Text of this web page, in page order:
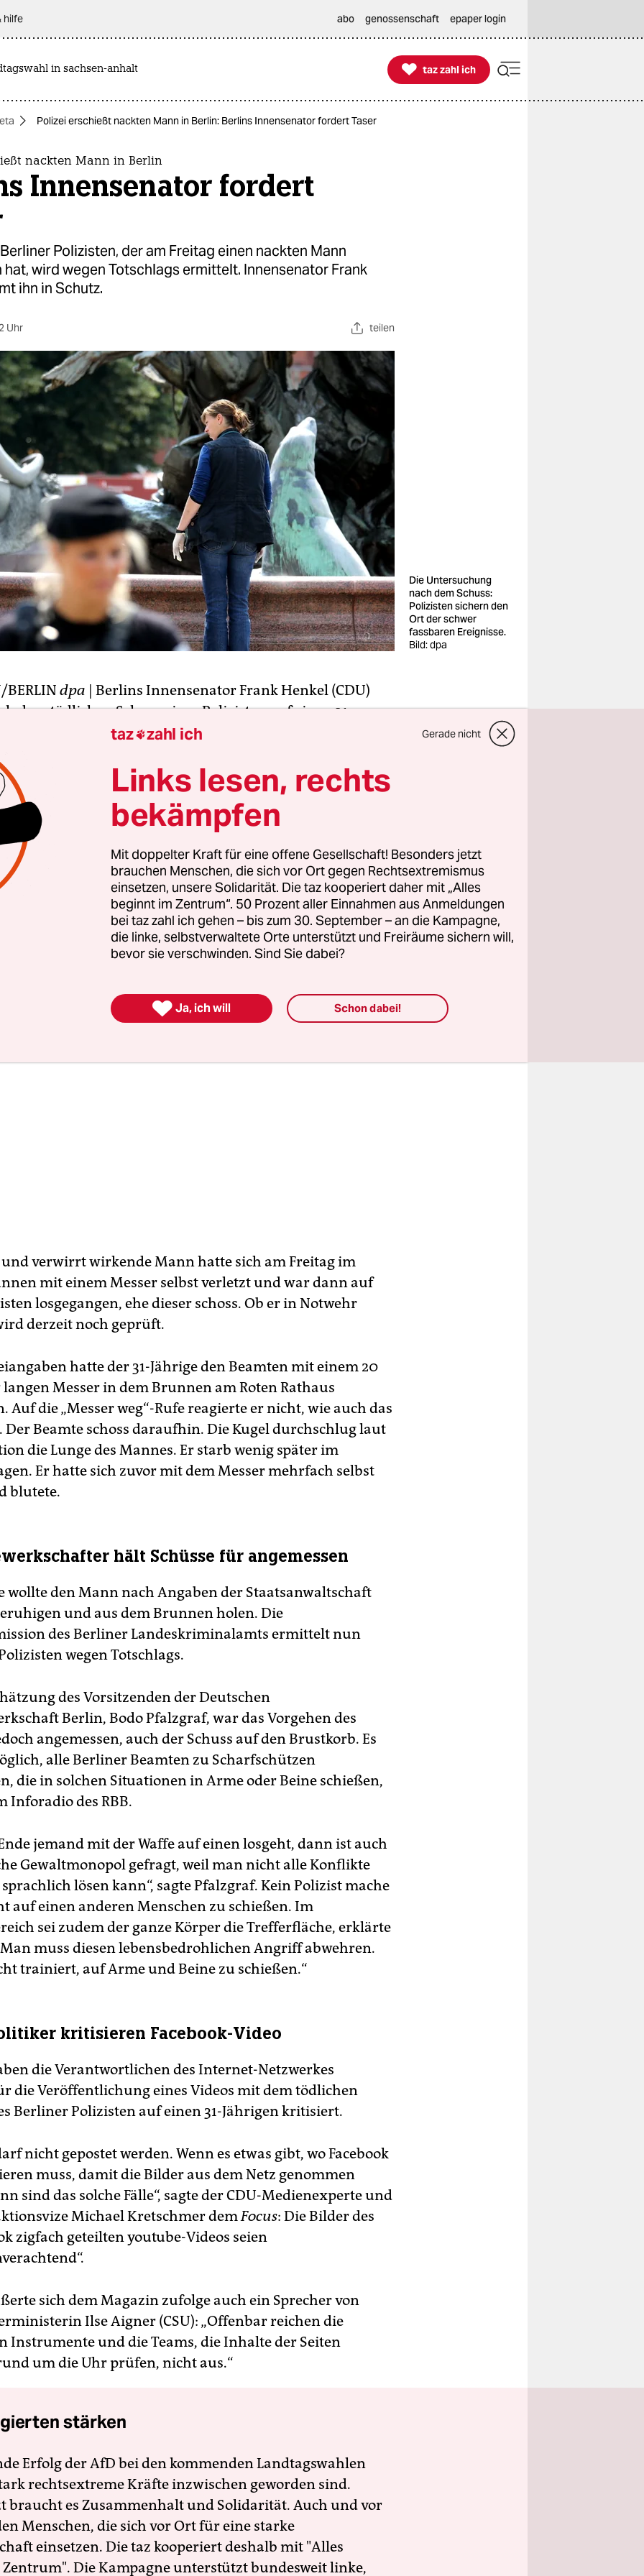
hilfe abo genossenschaft epaper login
in sachsen-anhalt 
taz zahl ich
taz zahl ich
Polizei erschießt nackten Mann in Berlin: Berlins Innensenator fordert Taser
nackten Mann in Berlin
Innensenator fordert
Polizisten, der am Freitag einen nackten Mann
hat, wird wegen Totschlags ermittelt. Innensenator Frank
ihn in Schutz.
Uhr teilen
Die Untersuchung
nach dem Schuss:
Polizisten sichern den
Ort der schwer
fassbaren Ereignisse.
Bild: dpa
BERLIN dpa | Berlins Innensenator Frank Henkel (CDU)
dem tödlichen Schuss eines Polizisten auf einen 31-
den Einsatz von Elektroschock-Pistolen ausgesprochen.
Taser seien trotz Risiken ein vergleichsweise mildes Mittel,
der
B.Z. am Sonntag. Es sei durchaus ratsam, erneut
„Allerdings ist völlig unklar, ob es dafür eine
gäbe“, zitierte die Zeitung den Minister.
des Polizisten selbst, das ein im Internet abrufbares
dokumentiert, verteidigte Henkel: „Was auf dem Video
ist, ist die Ich-Perspektive und das Innenleben eines
der Millisekunden hat, um eine Entscheidung zu treffen,
eigenes Leben.“ Es spreche vieles dafür, dass der
Berlin in Notwehr gehandelt habe.
und verwirrt wirkende Mann hatte sich am Freitag im
mit einem Messer selbst verletzt und war dann auf
losgegangen, ehe dieser schoss. Ob er in Notwehr
derzeit noch geprüft.
hatte der 31-Jährige den Beamten mit einem 20
Messer in dem Brunnen am Roten Rathaus
Auf die „Messer weg“-Rufe reagierte er nicht, wie auch das
Der Beamte schoss daraufhin. Die Kugel durchschlug laut
die Lunge des Mannes. Er starb wenig später im
Er hatte sich zuvor mit dem Messer mehrfach selbst
blutete.
hält Schüsse für angemessen
wollte den Mann nach Angaben der Staatsanwaltschaft
und aus dem Brunnen holen. Die
des Berliner Landeskriminalamts ermittelt nun
wegen Totschlags.
des Vorsitzenden der Deutschen
Berlin, Bodo Pfalzgraf, war das Vorgehen des
angemessen, auch der Schuss auf den Brustkorb. Es
alle Berliner Beamten zu Scharfschützen
die in solchen Situationen in Arme oder Beine schießen,
Inforadio des RBB.
jemand mit der Waffe auf einen losgeht, dann ist auch
Gewaltmonopol gefragt, weil man nicht alle Konflikte
lösen kann“, sagte Pfalzgraf. Kein Polizist mache
auf einen anderen Menschen zu schießen. Im
sei zudem der ganze Körper die Trefferfläche, erklärte
muss diesen lebensbedrohlichen Angriff abwehren.
trainiert, auf Arme und Beine zu schießen.“
kritisieren Facebook-Video
die Verantwortlichen des Internet-Netzwerkes
die Veröffentlichung eines Videos mit dem tödlichen
Berliner Polizisten auf einen 31-Jährigen kritisiert.
nicht gepostet werden. Wenn es etwas gibt, wo Facebook
muss, damit die Bilder aus dem Netz genommen
sind das solche Fälle“, sagte der CDU-Medienexperte und
Michael Kretschmer demFocus: Die Bilder des
zigfach geteilten youtube-Videos seien
sich dem Magazin zufolge auch ein Sprecher von
Ilse Aigner (CSU): „Offenbar reichen die
Instrumente und die Teams, die Inhalte der Seiten
um die Uhr prüfen, nicht aus.“
stärken
Erfolg der AfD bei den kommenden Landtagswahlen
rechtsextreme Kräfte inzwischen geworden sind.
braucht es Zusammenhalt und Solidarität. Auch und vor
Menschen, die sich vor Ort für eine starke
einsetzen. Die taz kooperiert deshalb mit "Alles
Die Kampagne unterstützt bundesweit linke,
taz zahl ich Gerade nicht
Links lesen, rechts
bekämpfen
Mit doppelter Kraft für eine offene Gesellschaft! Besonders jetzt
brauchen Menschen, die sich vor Ort gegen Rechtsextremismus
einsetzen, unsere Solidarität. Die taz kooperiert daher mit „Alles
beginnt im Zentrum“. 50 Prozent aller Einnahmen aus Anmeldungen
bei taz zahl ich gehen – bis zum 30. September – an die Kampagne,
die linke, selbstverwaltete Orte unterstützt und Freiräume sichern will,
bevor sie verschwinden. Sind Sie dabei?
 Ja, ich will Schon dabei!